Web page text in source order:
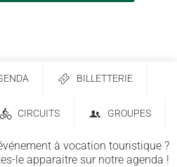
BILLETTERIE
CIRCUITS GROUPES
à vocation touristique ?
le apparaitre sur notre agenda !